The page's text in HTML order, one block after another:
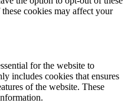
cookies may affect your
for the website to
includes cookies that ensures
of the website. These